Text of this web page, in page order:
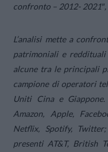
confronto – 2012-
L’analisi mette a
patrimoniali e
alcune tra le principali
campione di operatori
Uniti Cina e
Amazon, Apple,
Netflix, Spotify,
presenti AT&T, British